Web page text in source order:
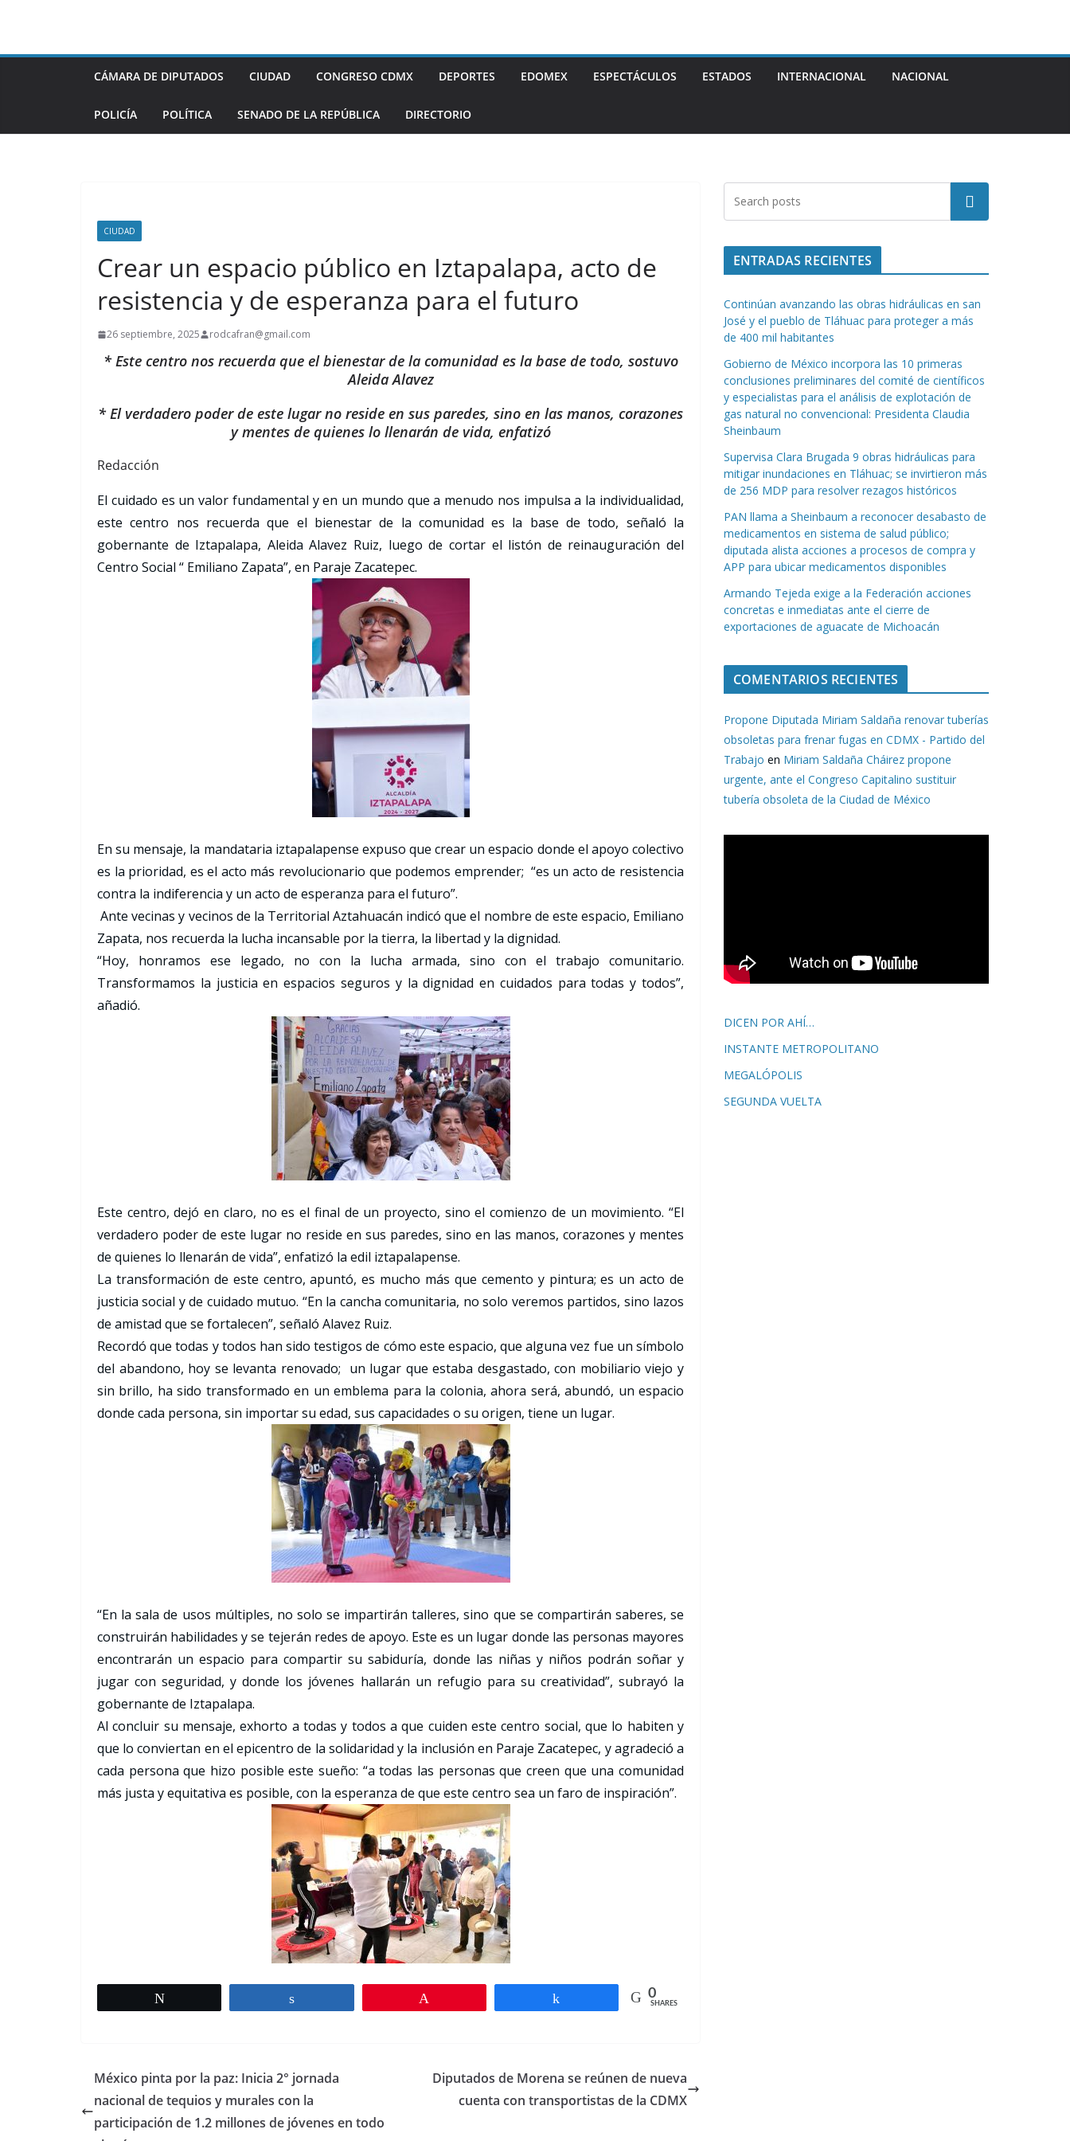
contenido
CÁMARA DE DIPUTADOS CIUDAD CONGRESO CDMX DEPORTES EDOMEX ESPECTÁCULOS ESTADOS INTERNACIONAL NACIONAL
POLICÍA POLÍTICA SENADO DE LA REPÚBLICA DIRECTORIO
CIUDAD
Crear un espacio público en Iztapalapa, acto de
resistencia y de esperanza para el futuro
26 septiembre, 2025 rodcafran@gmail.com
* Este centro nos recuerda que el bienestar de la comunidad es la base de todo, sostuvo
Aleida Alavez
* El verdadero poder de este lugar no reside en sus paredes, sino en las manos, corazones
y mentes de quienes lo llenarán de vida, enfatizó
Redacción
El cuidado es un valor fundamental y en un mundo que a menudo nos impulsa a la individualidad,
este centro nos recuerda que el bienestar de la comunidad es la base de todo, señaló la
gobernante de Iztapalapa, Aleida Alavez Ruiz, luego de cortar el listón de reinauguración del
Centro Social “ Emiliano Zapata”, en Paraje Zacatepec.
En su mensaje, la mandataria iztapalapense expuso que crear un espacio donde el apoyo colectivo
es la prioridad, es el acto más revolucionario que podemos emprender; “es un acto de resistencia
contra la indiferencia y un acto de esperanza para el futuro”.
Ante vecinas y vecinos de la Territorial Aztahuacán indicó que el nombre de este espacio, Emiliano
Zapata, nos recuerda la lucha incansable por la tierra, la libertad y la dignidad.
“Hoy, honramos ese legado, no con la lucha armada, sino con el trabajo comunitario.
Transformamos la justicia en espacios seguros y la dignidad en cuidados para todas y todos”,
añadió.
Este centro, dejó en claro, no es el final de un proyecto, sino el comienzo de un movimiento. “El
verdadero poder de este lugar no reside en sus paredes, sino en las manos, corazones y mentes
de quienes lo llenarán de vida”, enfatizó la edil iztapalapense.
La transformación de este centro, apuntó, es mucho más que cemento y pintura; es un acto de
justicia social y de cuidado mutuo. “En la cancha comunitaria, no solo veremos partidos, sino lazos
de amistad que se fortalecen”, señaló Alavez Ruiz.
Recordó que todas y todos han sido testigos de cómo este espacio, que alguna vez fue un símbolo
del abandono, hoy se levanta renovado; un lugar que estaba desgastado, con mobiliario viejo y
sin brillo, ha sido transformado en un emblema para la colonia, ahora será, abundó, un espacio
donde cada persona, sin importar su edad, sus capacidades o su origen, tiene un lugar.
“En la sala de usos múltiples, no solo se impartirán talleres, sino que se compartirán saberes, se
construirán habilidades y se tejerán redes de apoyo. Este es un lugar donde las personas mayores
encontrarán un espacio para compartir su sabiduría, donde las niñas y niños podrán soñar y
jugar con seguridad, y donde los jóvenes hallarán un refugio para su creatividad”, subrayó la
gobernante de Iztapalapa.
Al concluir su mensaje, exhorto a todas y todos a que cuiden este centro social, que lo habiten y
que lo conviertan en el epicentro de la solidaridad y la inclusión en Paraje Zacatepec, y agradeció a
cada persona que hizo posible este sueño: “a todas las personas que creen que una comunidad
más justa y equitativa es posible, con la esperanza de que este centro sea un faro de inspiración”.
0
SHARES
México pinta por la paz: Inicia 2° jornada
nacional de tequios y murales con la
participación de 1.2 millones de jóvenes en todo
Diputados de Morena se reúnen de nueva
cuenta con transportistas de la CDMX
Buscar
ENTRADAS RECIENTES
Continúan avanzando las obras hidráulicas en san
José y el pueblo de Tláhuac para proteger a más
de 400 mil habitantes
Gobierno de México incorpora las 10 primeras
conclusiones preliminares del comité de científicos
y especialistas para el análisis de explotación de
gas natural no convencional: Presidenta Claudia
Sheinbaum
Supervisa Clara Brugada 9 obras hidráulicas para
mitigar inundaciones en Tláhuac; se invirtieron más
de 256 MDP para resolver rezagos históricos
PAN llama a Sheinbaum a reconocer desabasto de
medicamentos en sistema de salud público;
diputada alista acciones a procesos de compra y
APP para ubicar medicamentos disponibles
Armando Tejeda exige a la Federación acciones
concretas e inmediatas ante el cierre de
exportaciones de aguacate de Michoacán
COMENTARIOS RECIENTES
Propone Diputada Miriam Saldaña renovar tuberías
obsoletas para frenar fugas en CDMX - Partido del
Trabajo en Miriam Saldaña Cháirez propone
urgente, ante el Congreso Capitalino sustituir
tubería obsoleta de la Ciudad de México
DICEN POR AHÍ…
INSTANTE METROPOLITANO
MEGALÓPOLIS
SEGUNDA VUELTA